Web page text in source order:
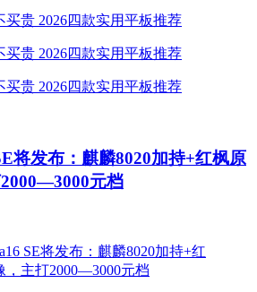
将发布：麒麟8020加持+红枫原
元档